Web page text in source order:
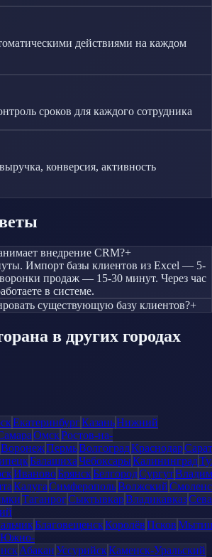
действиями на каждом
сроков для каждого сотрудника
конверсия, активность
внедрение CRM?+
Импорт базы клиентов из Excel — 5-
продаж — 15-30 минут. Через час
в системе.
существующую базу клиентов?+
в других городах
ЕкатеринбургКазаньНижний
ОмскРостов-на-
ВоронежПермьВолгоградКраснодар
БалашихаЧебоксарыКалининград
ИвановоБрянскБелгородСургут
КалугаСимферопольВолжский
ТаганрогСыктывкарВладикавказ
БлаговещенскКоролёвПсков
Южно-
АбаканУссурийскКаменск-Уральский